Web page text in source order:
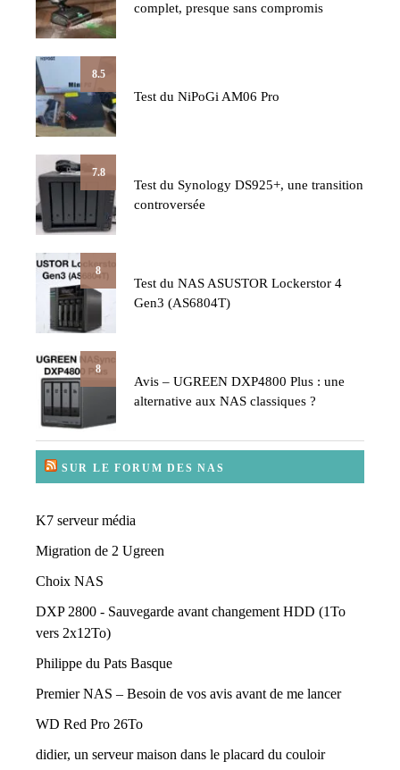
complet, presque sans compromis
8.5
Test du NiPoGi AM06 Pro
7.8
Test du Synology DS925+, une transition
controversée
8
Test du NAS ASUSTOR Lockerstor 4
Gen3 (AS6804T)
8
Avis – UGREEN DXP4800 Plus : une
alternative aux NAS classiques ?
SUR LE FORUM DES NAS
K7 serveur média
Migration de 2 Ugreen
Choix NAS
DXP 2800 - Sauvegarde avant changement HDD (1To
vers 2x12To)
Philippe du Pats Basque
Premier NAS – Besoin de vos avis avant de me lancer
WD Red Pro 26To
didier, un serveur maison dans le placard du couloir